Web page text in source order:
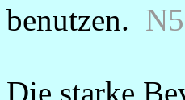
benutzen.
Die starke